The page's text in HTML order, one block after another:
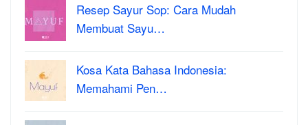
Resep Sayur Sop: Cara Mudah
Membuat Sayu…
Kosa Kata Bahasa Indonesia:
Memahami Pen…